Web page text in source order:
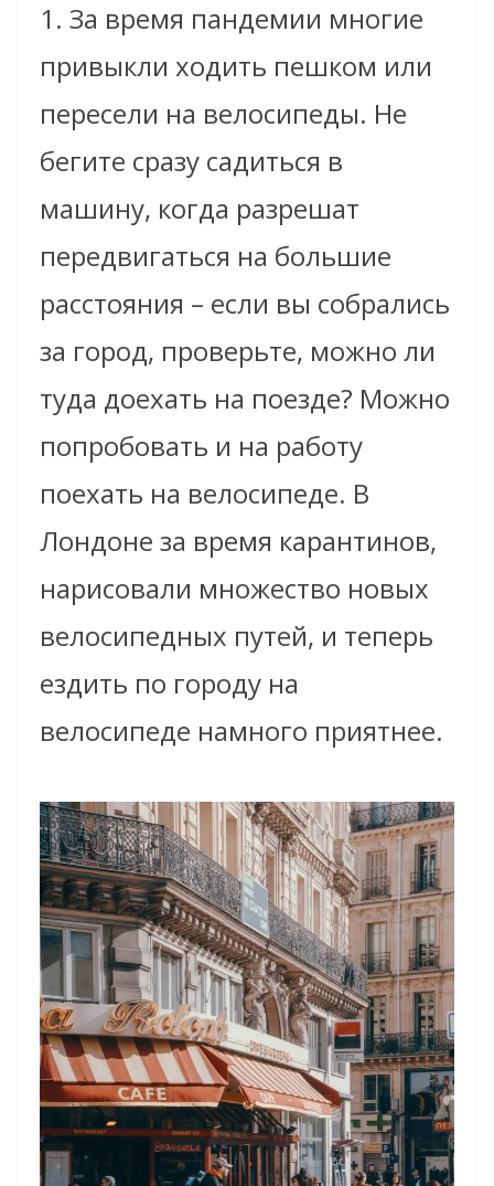
1. За время пандемии многие
привыкли ходить пешком или
пересели на велосипеды. Не
бегите сразу садиться в
машину, когда разрешат
передвигаться на большие
расстояния – если вы собрались
за город, проверьте, можно ли
туда доехать на поезде? Можно
попробовать и на работу
поехать на велосипеде. В
Лондоне за время карантинов,
нарисовали множество новых
велосипедных путей, и теперь
ездить по городу на
велосипеде намного приятнее.